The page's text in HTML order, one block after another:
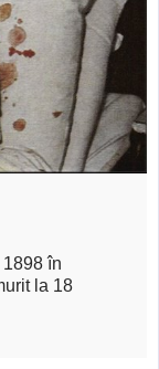
în
la 18